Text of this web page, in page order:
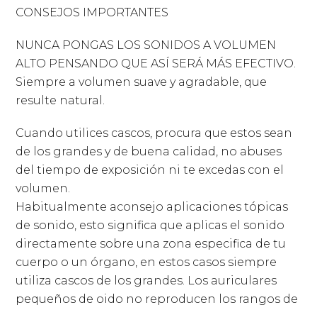
CONSEJOS IMPORTANTES
NUNCA PONGAS LOS SONIDOS A VOLUMEN
ALTO PENSANDO QUE ASÍ SERÁ MÁS EFECTIVO.
Siempre a volumen suave y agradable, que
resulte natural.
Cuando utilices cascos, procura que estos sean
de los grandes y de buena calidad, no abuses
del tiempo de exposición ni te excedas con el
volumen.
Habitualmente aconsejo aplicaciones tópicas
de sonido, esto significa que aplicas el sonido
directamente sobre una zona especifica de tu
cuerpo o un órgano, en estos casos siempre
utiliza cascos de los grandes. Los auriculares
pequeños de oido no reproducen los rangos de